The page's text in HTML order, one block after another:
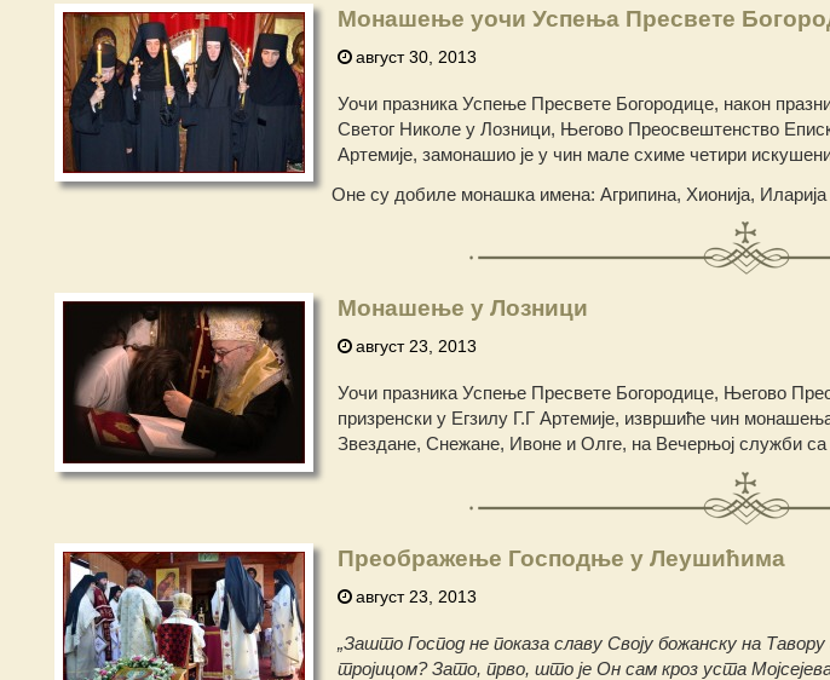
Монашење уочи Успења Пресвете
август 30, 2013
Уочи празника Успење Пресвете Богородице, након
Светог Николе у Лозници, Његово Преосвештенство
Артемије, замонашио је у чин мале схиме четири
Оне су добиле монашка имена: Агрипина, Хионија, Иларија
Монашење у Лозници
август 23, 2013
Уочи празника Успење Пресвете Богородице, Његово
призренски у Егзилу Г.Г Артемије, извршиће чин
Звездане, Снежане, Ивоне и Олге, на Вечерњој служби са
Преображење Господње у Леушићима
август 23, 2013
„Зашто Господ не показа славу Своју божанску на
тројицом? Зато, прво, што је Он сам кроз уста